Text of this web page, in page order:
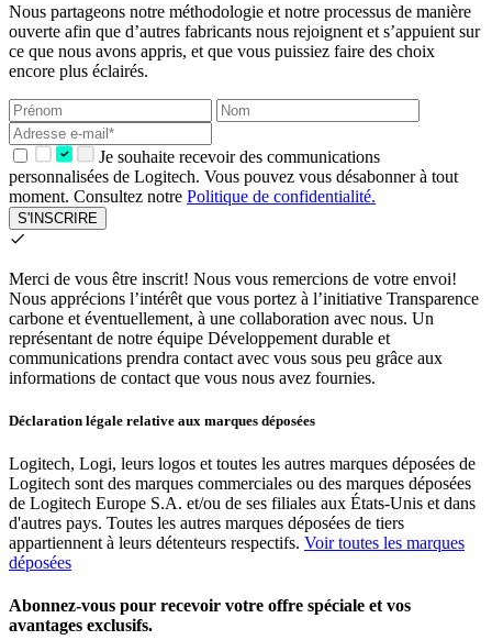
Nous partageons notre méthodologie et notre processus de manière
ouverte afin que d’autres fabricants nous rejoignent et s’appuient sur
ce que nous avons appris, et que vous puissiez faire des choix
encore plus éclairés.
Je souhaite recevoir des communications
personnalisées de Logitech. Vous pouvez vous désabonner à tout
moment. Consultez notre Politique de confidentialité.
S'INSCRIRE
Merci de vous être inscrit! Nous vous remercions de votre envoi!
Nous apprécions l’intérêt que vous portez à l’initiative Transparence
carbone et éventuellement, à une collaboration avec nous. Un
représentant de notre équipe Développement durable et
communications prendra contact avec vous sous peu grâce aux
informations de contact que vous nous avez fournies.
Déclaration légale relative aux marques déposées
Logitech, Logi, leurs logos et toutes les autres marques déposées de
Logitech sont des marques commerciales ou des marques déposées
de Logitech Europe S.A. et/ou de ses filiales aux États-Unis et dans
d'autres pays. Toutes les autres marques déposées de tiers
appartiennent à leurs détenteurs respectifs. Voir toutes les marques
déposées
Abonnez-vous pour recevoir votre offre spéciale et vos
avantages exclusifs.